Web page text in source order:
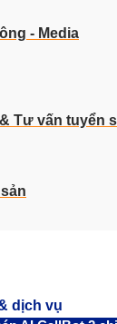
- Media
Tư vấn tuyển
dịch vụ